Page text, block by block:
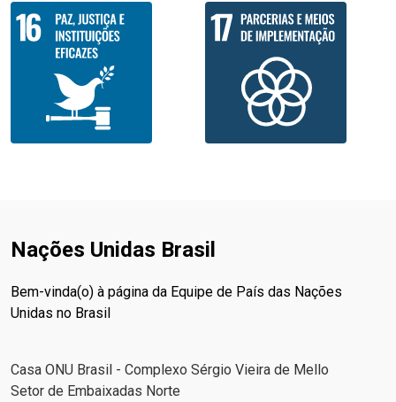
Nações Unidas Brasil
Bem-vinda(o) à página da Equipe de País das Nações
Unidas no Brasil
Casa ONU Brasil - Complexo Sérgio Vieira de Mello
Setor de Embaixadas Norte